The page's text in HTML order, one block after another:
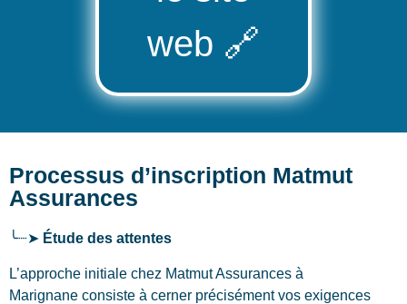
web 🔗
Processus d’inscription Matmut
Assurances
╰┈➤ Étude des attentes
L’approche initiale chez Matmut Assurances à
Marignane consiste à cerner précisément vos exigences